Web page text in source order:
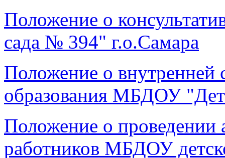
Положение о
сада № 394" г.о.Самара
Положение о внутренней
образования МБДОУ
Положение о проведении
работников МБДОУ